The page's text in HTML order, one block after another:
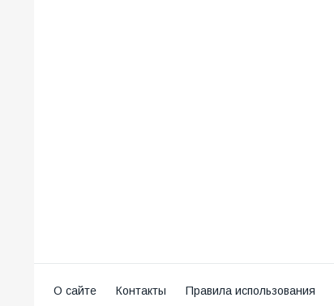
О сайте Контакты Правила использования